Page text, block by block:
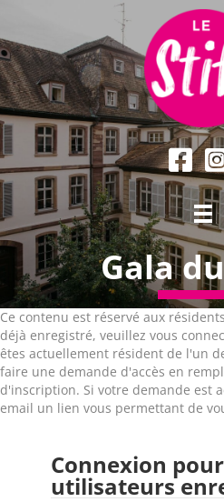
Gala
Ce contenu est réservé aux
déjà enregistré, veuillez vous
êtes actuellement résident de l'un
faire une demande d'accès en
d'inscription. Si votre demande est
email un lien vous permettant de
Connexion
utilisateurs